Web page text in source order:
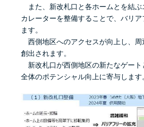
また、新改札口と各ホームとを結ぶ
カレーターを整備することで、バリ
ます。
西側地区へのアクセスが向上し、周
創出されます。
新改札口が西側地区の新たなゲート
全体のポテンシャル向上に寄与します